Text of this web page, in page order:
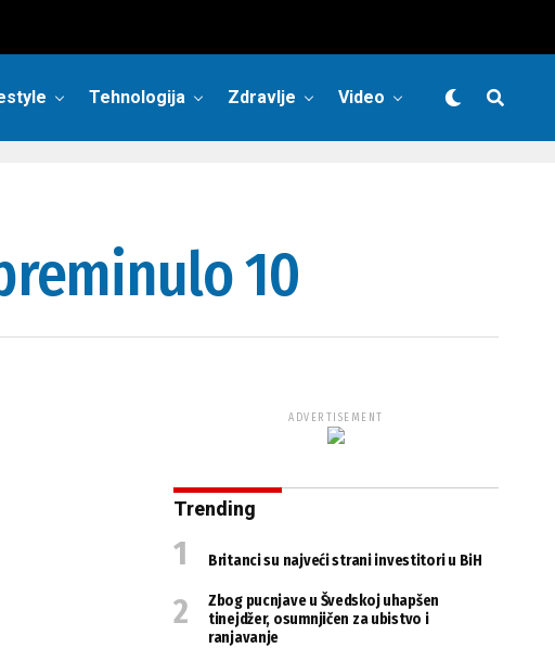
Tehnologija Zdravlje Video
10
ADVERTISEMENT
Trending
Britanci su najveći strani investitori u BiH
Zbog pucnjave u Švedskoj uhapšen
tinejdžer, osumnjičen za ubistvo i
ranjavanje